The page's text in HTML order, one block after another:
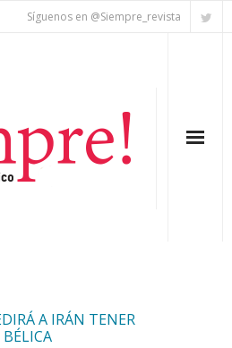
Síguenos en @Siempre_revista
A IRÁN TENER